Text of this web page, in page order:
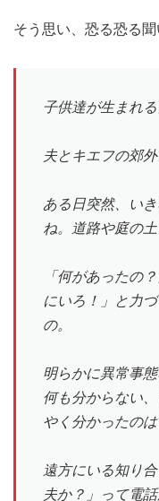
そう思い、恐る恐る
子供達が生まれる
夫とキエフの郊
ある日突然、い
ね。道路や庭の
「何があったの
にいろ！」と力
の。
明らかに異常事
何も分からない
やく分かったのは
遠方にいる知り
夫か？」って電